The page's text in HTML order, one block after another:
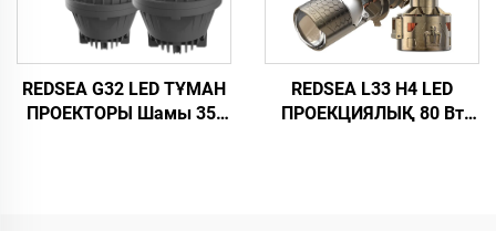
REDSEA G32 LED ТҰМАН
ПРОЕКТОРЫ Шамы 35-
REDSEA L33 H4 LED
ПРОЕКЦИЯЛЫҚ 80 Вт